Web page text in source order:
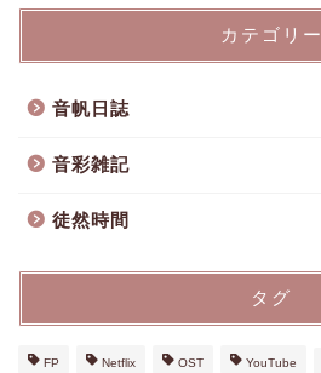
カテゴリー
音帆日誌
音彩雑記
徒然時間
タグ
FP Netflix OST YouTube